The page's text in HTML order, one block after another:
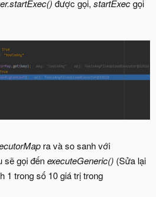
được gọi, startExecgọi
ra và so sanh với
sẽ gọi đếnexecuteGeneric() (Sửa lại
1 trong số 10 giá trị trong